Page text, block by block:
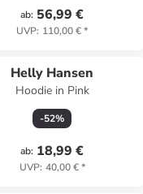
ab: 56,99 €
UVP: 110,00 €*
Helly Hansen
Hoodie in Pink
-52%
ab: 18,99 €
UVP: 40,00 €*